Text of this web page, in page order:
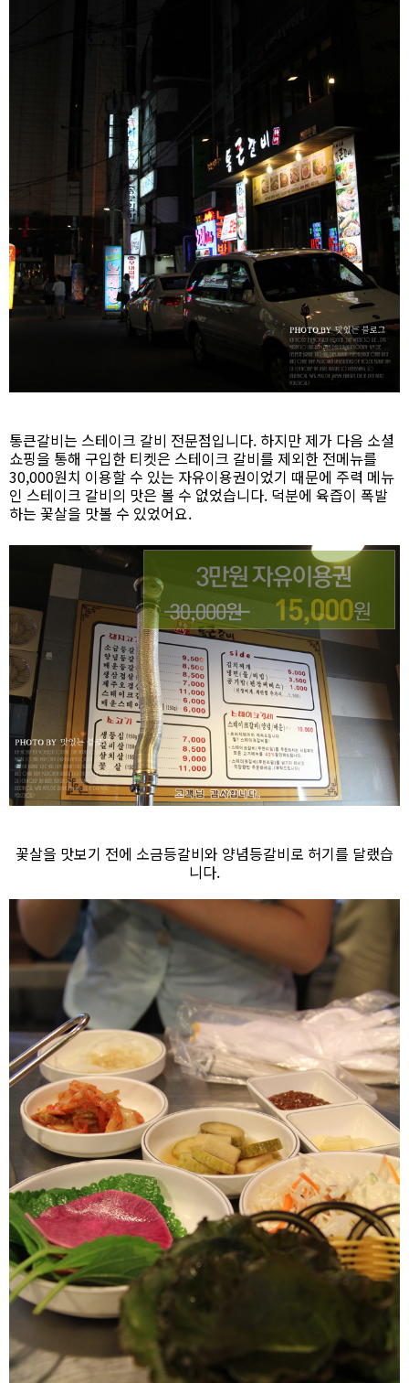
통큰갈비는 스테이크 갈비 전문점입니다. 하지만 제가 다음 소셜
쇼핑을 통해 구입한 티켓은 스테이크 갈비를 제외한 전메뉴를
30,000원치 이용할 수 있는 자유이용권이었기 때문에 주력 메뉴
인 스테이크 갈비의 맛은 볼 수 없었습니다. 덕분에 육즙이 폭발
하는 꽃살을 맛볼 수 있었어요.
꽃살을 맛보기 전에 소금등갈비와 양념등갈비로 허기를 달랬습
니다.